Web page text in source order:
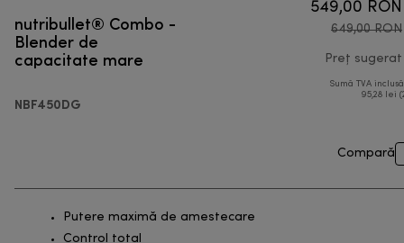
nutribullet® Combo -
Blender de
capacitate mare
NBF450DG
549,00 RON
649,00 RON
Preț sugerat
Sumă TVA
95,28 lei
Compară
Putere maximă de amestecare
Control total